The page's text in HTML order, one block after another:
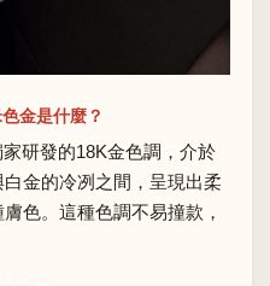
金是什麼？
研發的18K金色調，介於
金的冷冽之間，呈現出柔
色。這種色調不易撞款，